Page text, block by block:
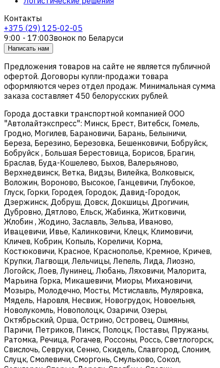
Контакты
+375 (29) 125-02-05
9:00 - 17:00Звонок по Беларуси
Написать нам
Предложения товаров на сайте не является публичной
офертой. Договоры купли-продажи товара
оформляются через отдел продаж. Минимальная сумма
заказа составляет 450 белорусских рублей.
Города доставки транспортной компанией ООО
"Автолайтэкспресс": Минск, Брест, Витебск, Гомель,
Гродно, Могилев, Барановичи, Барань, Белыничи,
Береза, Березино, Березовка, Бешенковичи, Бобруйск,
Бобруйск , Большая Берестовица, Борисов, Брагин,
Браслав, Буда-Кошелево, Быхов, Валерьяново,
Верхнедвинск, Ветка, Видзы, Вилейка, Волковыск,
Воложин, Вороново, Высокое, Ганцевичи, Глубокое,
Глуск, Горки, Городея, Городок, Давид-Городок,
Дзержинск, Добруш, Довск, Докшицы, Дрогичин,
Дубровно, Дятлово, Ельск, Жабинка, Житковичи,
Жлобин , Жодино, Заславль, Зельва, Иваново,
Ивацевичи, Ивье, Калинковичи, Клецк, Климовичи,
Кличев, Кобрин, Копыль, Кореличи, Корма,
Костюковичи, Красное, Краснополье, Кремное, Кричев,
Крупки, Лагвощи, Лельчицы, Лепель, Лида, Лиозно,
Логойск, Лоев, Лунинец, Любань, Ляховичи, Малорита,
Марьина Горка, Микашевичи, Миоры, Михановичи,
Мозырь, Молодечно, Мосты, Мстиславль, Муляровка,
Мядель, Наровля, Несвиж, Новогрудок, Новоельня,
Новолукомль, Новополоцк, Озаричи, Озеры,
Октябрьский, Орша, Острино, Островец, Ошмяны,
Паричи, Петриков, Пинск, Полоцк, Поставы, Пружаны,
Ратомка, Речица, Рогачев, Россоны, Россь, Светлогорск,
Свислочь, Севруки, Сенно, Скидель, Славгород, Слоним,
Слуцк, Смолевичи, Сморгонь, Смульково, Сокол,